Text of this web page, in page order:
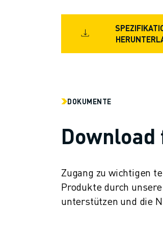
DOKUMENTE
Zugang zu wichtigen
Produkte durch
unterstützen und die